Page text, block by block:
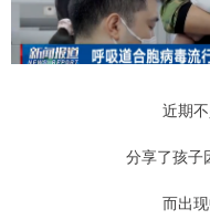
近期
分享了孩子
而出